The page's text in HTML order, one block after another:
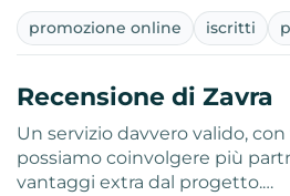
promozione online iscritti
Recensione di Zavra
Un servizio davvero valido,
possiamo coinvolgere più
vantaggi extra dal progetto.…